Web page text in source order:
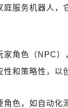
服务机器人
家角色（NPC
和策略性，以
色，如自动